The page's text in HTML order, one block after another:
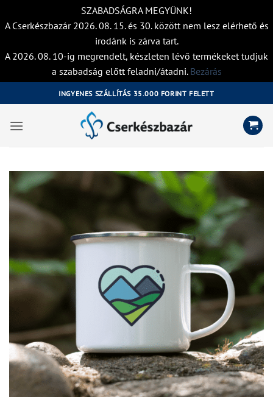
SZABADSÁGRA MEGYÜNK!
A Cserkészbazár 2026. 08. 15. és 30. között nem lesz elérhető és
irodánk is zárva tart.
A 2026. 08. 10-ig megrendelt, készleten lévő termékeket tudjuk
a szabadság előtt feladni/átadni. Bezárás
to
content
INGYENES SZÁLLÍTÁS 35.000 FORINT FELETT